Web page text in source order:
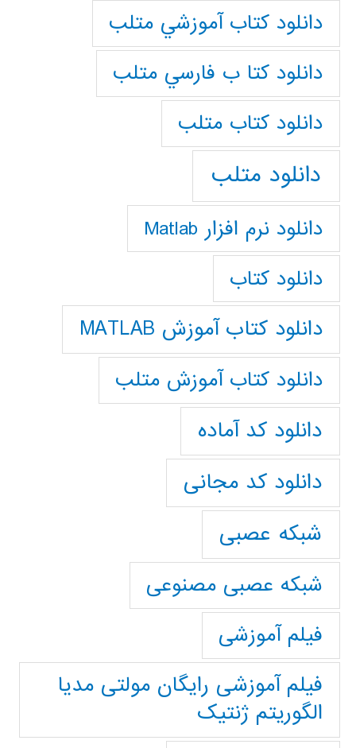
دانلود كتاب آموزشي متلب
دانلود كتا ب فارسي متلب
دانلود كتاب متلب
دانلود متلب
دانلود نرم افزار Matlab
دانلود کتاب
دانلود کتاب آموزش MATLAB
دانلود کتاب آموزش متلب
دانلود کد آماده
دانلود کد مجانی
شبکه عصبی
شبکه عصبی مصنوعی
فیلم آموزشی
فیلم آموزشی رایگان مولتی مدیا
الگوریتم ژنتیک